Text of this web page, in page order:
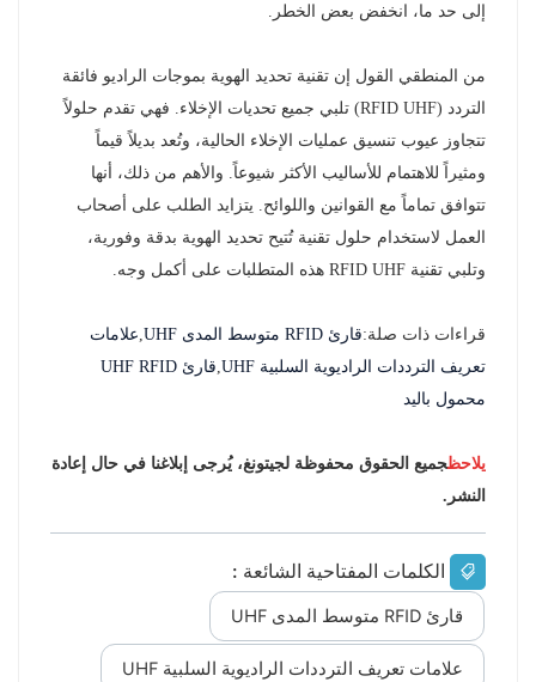
إلى حد ما، انخفض بعض الخطر.
من المنطقي القول إن تقنية تحديد الهوية بموجات الراديو فائقة
التردد (RFID UHF) تلبي جميع تحديات الإخلاء. فهي تقدم حلولاً
تتجاوز عيوب تنسيق عمليات الإخلاء الحالية، وتُعد بديلاً قيماً
ومثيراً للاهتمام للأساليب الأكثر شيوعاً. والأهم من ذلك، أنها
تتوافق تماماً مع القوانين واللوائح. يتزايد الطلب على أصحاب
العمل لاستخدام حلول تقنية تُتيح تحديد الهوية بدقة وفورية،
وتلبي تقنية RFID UHF هذه المتطلبات على أكمل وجه.
قراءات ذات صلة:قارئ RFID متوسط ​​المدى UHF ,علامات
تعريف الترددات الراديوية السلبية UHF
,
قارئ UHF RFID
محمول باليد
يلاحظجميع الحقوق محفوظة لجيتونغ، يُرجى إبلاغنا في حال إعادة
النشر.
الكلمات المفتاحية الشائعة :
قارئ RFID متوسط ​​المدى UHF
علامات تعريف الترددات الراديوية السلبية UHF